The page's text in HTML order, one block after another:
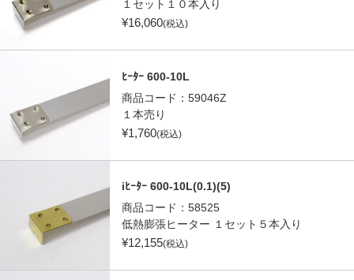
１セット１０本入り
¥16,060(税込)
ﾋｰﾀｰ 600-10L
商品コード： 59046Z
１本売り
¥1,760(税込)
iﾋｰﾀｰ 600-10L(0.1)(5)
商品コード： 58525
低熱膨張ヒーター １セット５本入り
¥12,155(税込)